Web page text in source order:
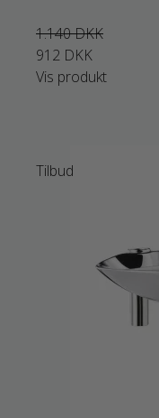
1.140 DKK
912 DKK
Vis produkt
Tilbud